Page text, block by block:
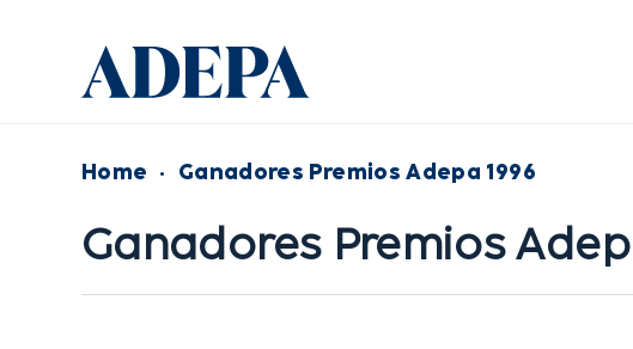
Home · Ganadores Premios Adepa 1996
Ganadores Premios